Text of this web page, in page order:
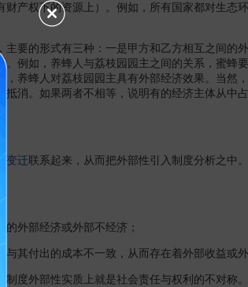
权下的资源上）。例如，所有国家都对生态
的形式有三种：一是甲方和乙方相互之间的
例如，养蜂人与荔枝园园主之间的关系，蜜蜂
养蜂人对荔枝园园主具有外部经济效果。当然
消。如果两者不相等，说明有的经济主体从中
变迁联系起来，从而把外部性引入制度分析之中
的外部经济或外部不经济；
付出的成本不一致，从而存在着外部收益或外
度外部性实质上就是社会责任与权利的不对称